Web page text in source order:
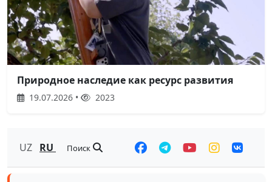
Природное наследие как ресурс развития
19.07.2026 • 2023
UZ RU Поиск